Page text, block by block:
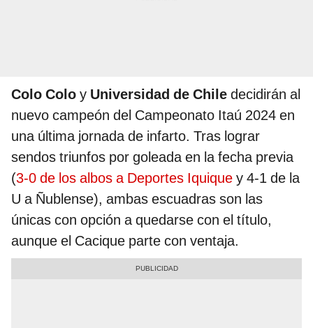
Colo Colo y Universidad de Chile decidirán al
nuevo campeón del Campeonato Itaú 2024 en
una última jornada de infarto. Tras lograr
sendos triunfos por goleada en la fecha previa
(3-0 de los albos a Deportes Iquique y 4-1 de la
U a Ñublense), ambas escuadras son las
únicas con opción a quedarse con el título,
aunque el Cacique parte con ventaja.